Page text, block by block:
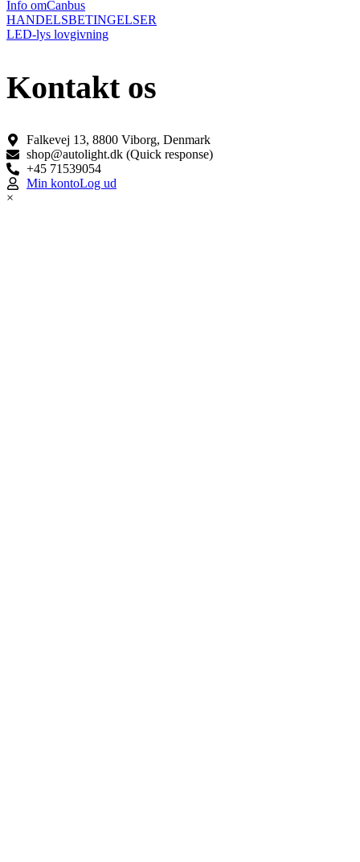
Info omCanbus
HANDELSBETINGELSER
LED-lys lovgivning
Kontakt os
Falkevej 13, 8800 Viborg, Denmark
shop@autolight.dk (Quick response)
+45 71539054
Min kontoLog ud
×